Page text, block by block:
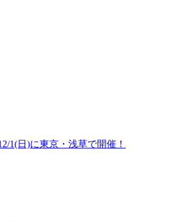
1(日)に東京・浅草で開催！